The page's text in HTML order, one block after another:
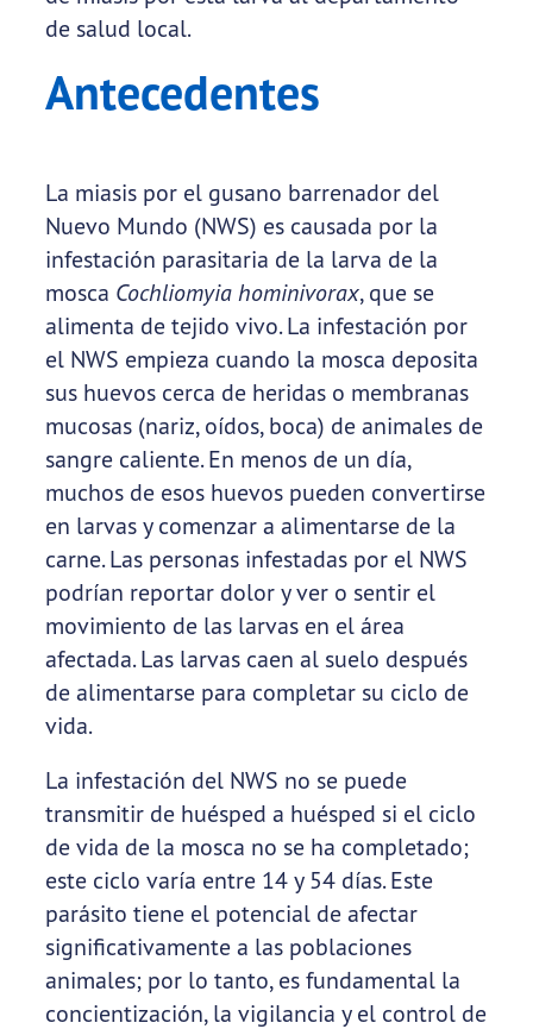
de salud local.
Antecedentes
La miasis por el gusano barrenador del
Nuevo Mundo (NWS) es causada por la
infestación parasitaria de la larva de la
mosca Cochliomyia hominivorax, que se
alimenta de tejido vivo. La infestación por
el NWS empieza cuando la mosca deposita
sus huevos cerca de heridas o membranas
mucosas (nariz, oídos, boca) de animales de
sangre caliente. En menos de un día,
muchos de esos huevos pueden convertirse
en larvas y comenzar a alimentarse de la
carne. Las personas infestadas por el NWS
podrían reportar dolor y ver o sentir el
movimiento de las larvas en el área
afectada. Las larvas caen al suelo después
de alimentarse para completar su ciclo de
vida.
La infestación del NWS no se puede
transmitir de huésped a huésped si el ciclo
de vida de la mosca no se ha completado;
este ciclo varía entre 14 y 54 días. Este
parásito tiene el potencial de afectar
significativamente a las poblaciones
animales; por lo tanto, es fundamental la
concientización, la vigilancia y el control de